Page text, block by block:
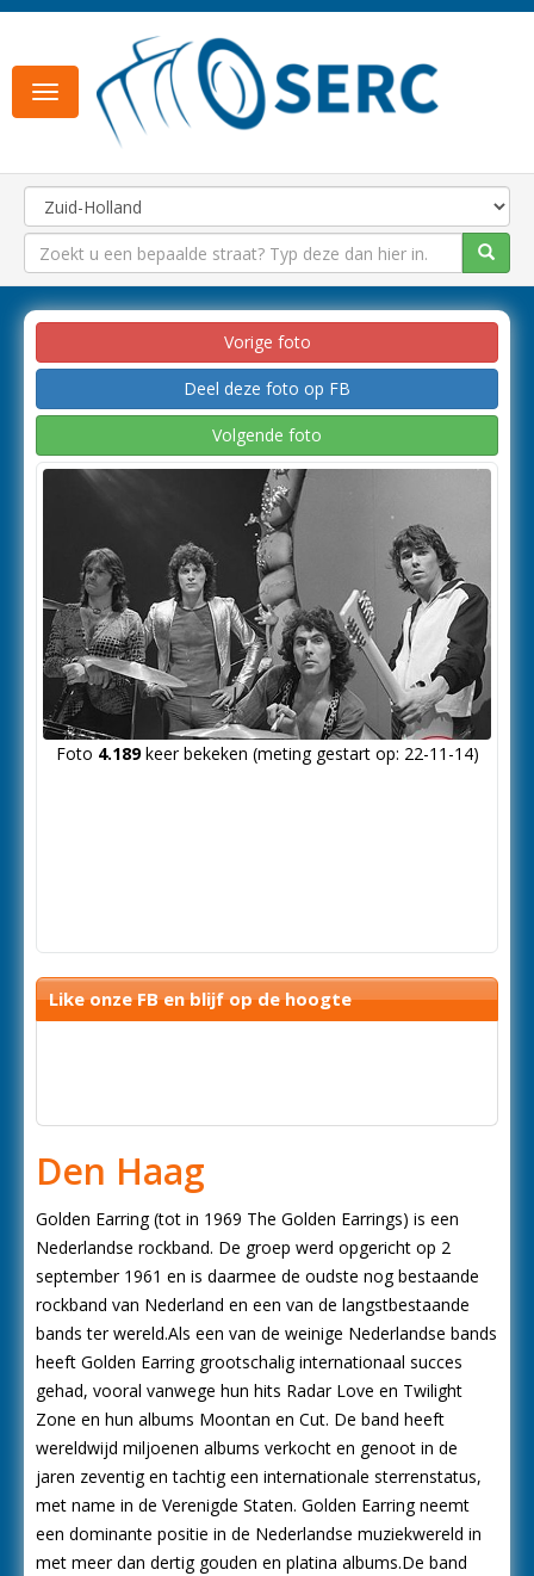
Toggle
navigation
Vorige foto
Deel deze foto op FB
Volgende foto
Foto 4.189keer bekeken (meting gestart op: 22-11-14)
Like onze FB en blijf op de hoogte
Den Haag
Golden Earring (tot in 1969 The Golden Earrings) is een
Nederlandse rockband. De groep werd opgericht op 2
september 1961 en is daarmee de oudste nog bestaande
rockband van Nederland en een van de langstbestaande
bands ter wereld.Als een van de weinige Nederlandse bands
heeft Golden Earring grootschalig internationaal succes
gehad, vooral vanwege hun hits Radar Love en Twilight
Zone en hun albums Moontan en Cut. De band heeft
wereldwijd miljoenen albums verkocht en genoot in de
jaren zeventig en tachtig een internationale sterrenstatus,
met name in de Verenigde Staten. Golden Earring neemt
een dominante positie in de Nederlandse muziekwereld in
met meer dan dertig gouden en platina albums.De band